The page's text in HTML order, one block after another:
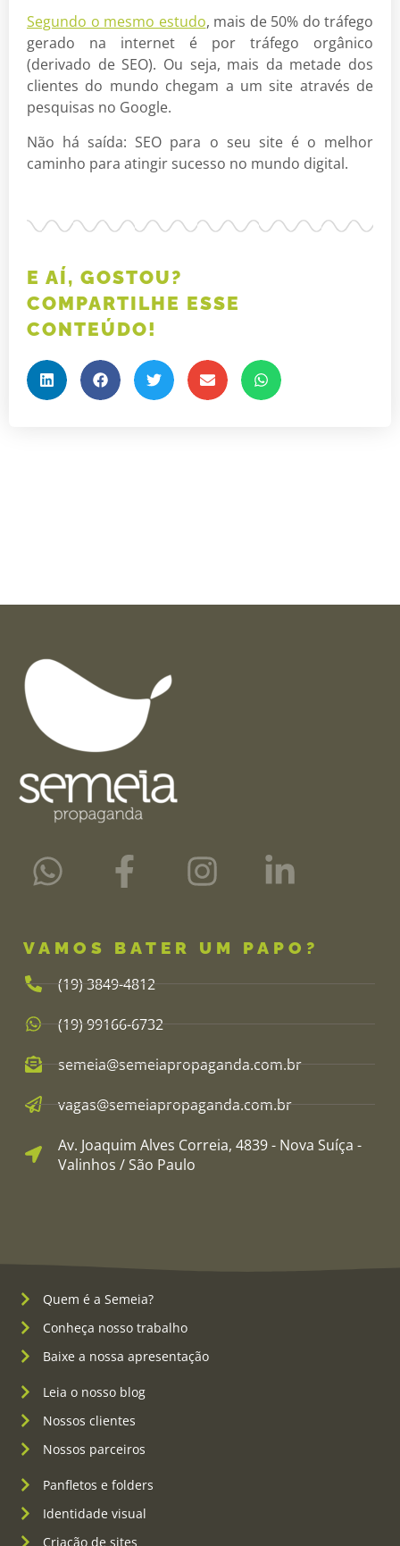
Segundo o mesmo estudo, mais de 50% do tráfego
gerado na internet é por tráfego orgânico
(derivado de SEO). Ou seja, mais da metade dos
clientes do mundo chegam a um site através de
pesquisas no Google.
Não há saída: SEO para o seu site é o melhor
caminho para atingir sucesso no mundo digital.
E AÍ, GOSTOU?
COMPARTILHE ESSE
CONTEÚDO!
VAMOS BATER UM PAPO?
(19) 3849-4812​
(19) 99166-6732
semeia@semeiapropaganda.com.br​
vagas@semeiapropaganda.com.br​
Av. Joaquim Alves Correia, 4839 - Nova Suíça -
Valinhos / São Paulo
Quem é a Semeia?
Conheça nosso trabalho
Baixe a nossa apresentação
Leia o nosso blog
Nossos clientes
Nossos parceiros
Panfletos e folders
Identidade visual
Criação de sites